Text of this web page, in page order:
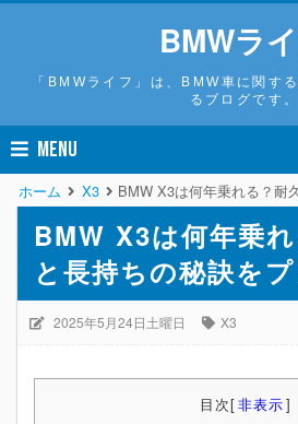
BMWラ
「BMWライフ」は、BMW車に関す
るブログです。
MENU
ホーム X3 BMW X3は何年乗れる？耐
BMW X3は何年乗
と長持ちの秘訣をプ
2025年5月24日土曜日 X3
目次[非表示]